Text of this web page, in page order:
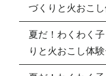
づくりと火おこし
夏だ！わくわく
りと火おこし体験